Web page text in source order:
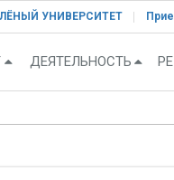
УНИВЕРСИТЕТ
ДЕЯТЕЛЬНОСТЬ